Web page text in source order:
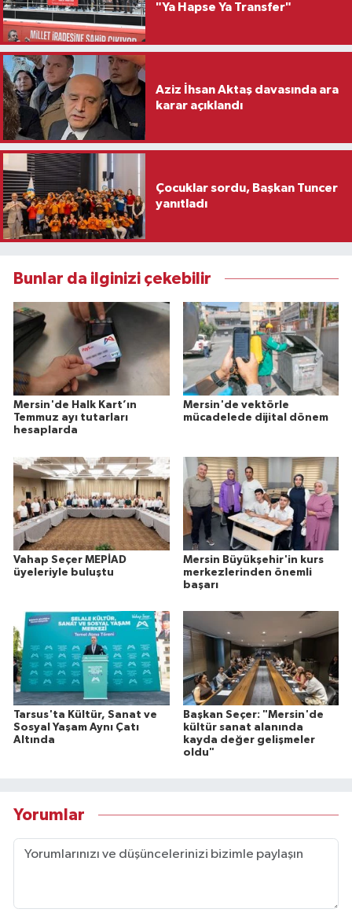
"Ya Hapse Ya Transfer"
Aziz İhsan Aktaş davasında ara
karar açıklandı
Çocuklar sordu, Başkan Tuncer
yanıtladı
Bunlar da ilginizi çekebilir
Mersin'de Halk Kart’ın
Temmuz ayı tutarları
hesaplarda
Mersin'de vektörle
mücadelede dijital dönem
Vahap Seçer MEPİAD
üyeleriyle buluştu
Mersin Büyükşehir'in kurs
merkezlerinden önemli
başarı
Tarsus'ta Kültür, Sanat ve
Sosyal Yaşam Aynı Çatı
Altında
Başkan Seçer: "Mersin'de
kültür sanat alanında
kayda değer gelişmeler
oldu"
Yorumlar